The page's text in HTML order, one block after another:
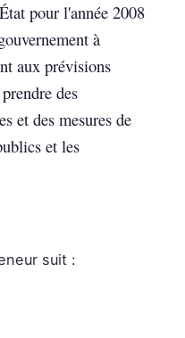
pour l'année 2008
à
aux prévisions
des
et des mesures de
et les
suit :